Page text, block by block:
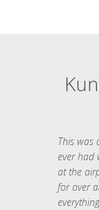
This was
ever had
at the
for over